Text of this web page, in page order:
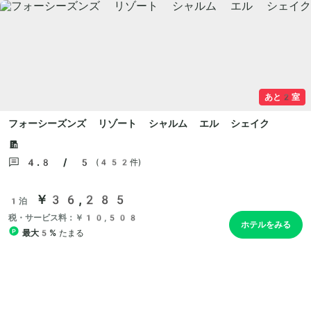
あと2室
フォーシーズンズ リゾート シャルム エル シェイク
4.8 / 5 (452件)
1泊 ￥36,285
税・サービス料：￥10,508
最大5% たまる
ホテルをみる